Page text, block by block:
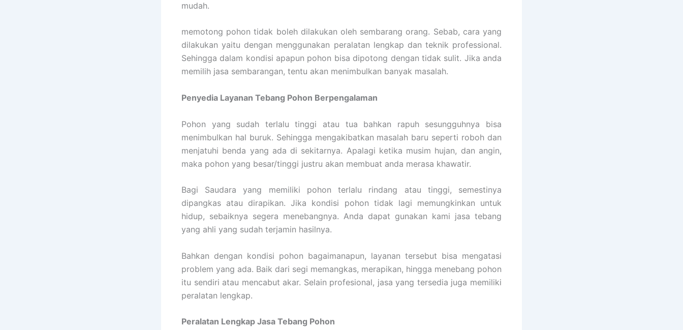
mudah.
memotong pohon tidak boleh dilakukan oleh sembarang orang. Sebab, cara yang
dilakukan yaitu dengan menggunakan peralatan lengkap dan teknik professional.
Sehingga dalam kondisi apapun pohon bisa dipotong dengan tidak sulit. Jika anda
memilih jasa sembarangan, tentu akan menimbulkan banyak masalah.
Penyedia Layanan Tebang Pohon Berpengalaman
Pohon yang sudah terlalu tinggi atau tua bahkan rapuh sesungguhnya bisa
menimbulkan hal buruk. Sehingga mengakibatkan masalah baru seperti roboh dan
menjatuhi benda yang ada di sekitarnya. Apalagi ketika musim hujan, dan angin,
maka pohon yang besar/tinggi justru akan membuat anda merasa khawatir.
Bagi Saudara yang memiliki pohon terlalu rindang atau tinggi, semestinya
dipangkas atau dirapikan. Jika kondisi pohon tidak lagi memungkinkan untuk
hidup, sebaiknya segera menebangnya. Anda dapat gunakan kami jasa tebang
yang ahli yang sudah terjamin hasilnya.
Bahkan dengan kondisi pohon bagaimanapun, layanan tersebut bisa mengatasi
problem yang ada. Baik dari segi memangkas, merapikan, hingga menebang pohon
itu sendiri atau mencabut akar. Selain profesional, jasa yang tersedia juga memiliki
peralatan lengkap.
Peralatan Lengkap Jasa Tebang Pohon